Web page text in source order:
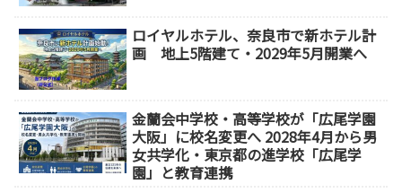
ロイヤルホテル、奈良市で新ホテル計
画 地上5階建て・2029年5月開業へ
金蘭会中学校・高等学校が「広尾学園
大阪」に校名変更へ 2028年4月から男
女共学化・東京都の進学校「広尾学
園」と教育連携